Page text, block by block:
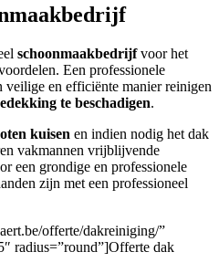
schoonmaakbedrijfvoor het
Een professionele
veilige en efficiënte manier reinigen
te beschadigen.
kuisen en indien nodig het dak
vakmannen vrijblijvende
een grondige en professionele
zijn met een professioneel
offerte/dakreiniging/”
radius=”round”]Offerte dak